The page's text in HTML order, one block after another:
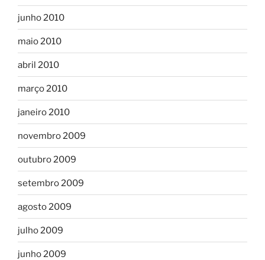
junho 2010
maio 2010
abril 2010
março 2010
janeiro 2010
novembro 2009
outubro 2009
setembro 2009
agosto 2009
julho 2009
junho 2009